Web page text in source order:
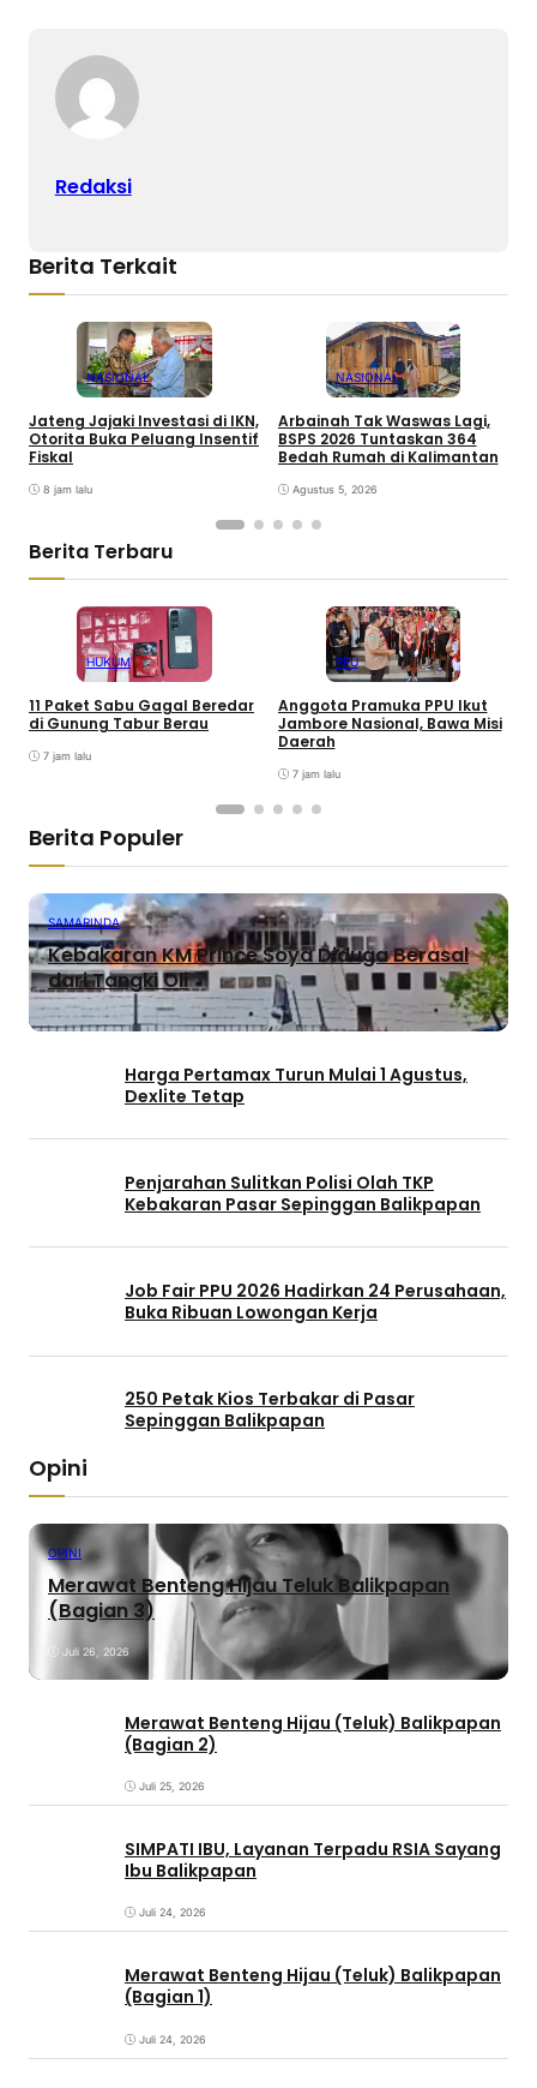
Redaksi
Berita Terkait
NASIONAL
Jateng Jajaki Investasi di IKN,
Otorita Buka Peluang Insentif
Fiskal
8 jam lalu
NASIONAL
Arbainah Tak Waswas Lagi,
BSPS 2026 Tuntaskan 364
Bedah Rumah di Kalimantan
Agustus 5, 2026
Berita Terbaru
HUKUM
11 Paket Sabu Gagal Beredar
di Gunung Tabur Berau
7 jam lalu
PPU
Anggota Pramuka PPU Ikut
Jambore Nasional, Bawa Misi
Daerah
7 jam lalu
Berita Populer
SAMARINDA
Kebakaran KM Prince Soya Diduga Berasal
dari Tangki Oli
Harga Pertamax Turun Mulai 1 Agustus,
Dexlite Tetap
Penjarahan Sulitkan Polisi Olah TKP
Kebakaran Pasar Sepinggan Balikpapan
Job Fair PPU 2026 Hadirkan 24 Perusahaan,
Buka Ribuan Lowongan Kerja
250 Petak Kios Terbakar di Pasar
Sepinggan Balikpapan
Opini
OPINI
Merawat Benteng Hijau Teluk Balikpapan
(Bagian 3)
Juli 26, 2026
Merawat Benteng Hijau (Teluk) Balikpapan
(Bagian 2)
Juli 25, 2026
SIMPATI IBU, Layanan Terpadu RSIA Sayang
Ibu Balikpapan
Juli 24, 2026
Merawat Benteng Hijau (Teluk) Balikpapan
(Bagian 1)
Juli 24, 2026